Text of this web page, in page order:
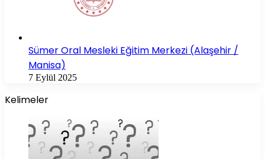
Sümer Oral Mesleki Eğitim Merkezi (Alaşehir /
Manisa)
7 Eylül 2025
Kelimeler